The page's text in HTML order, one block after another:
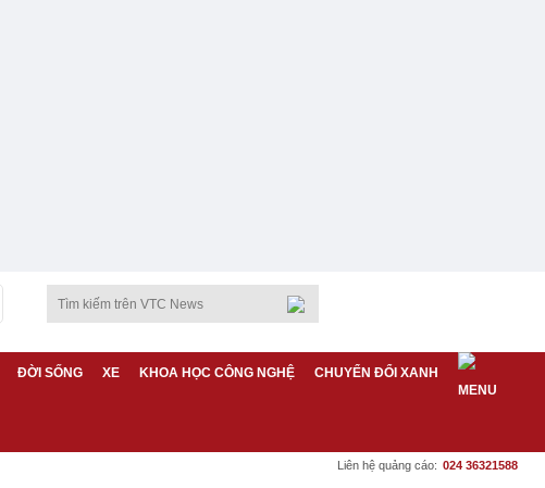
ĐỜI SỐNG XE KHOA HỌC CÔNG NGHỆ CHUYỂN ĐỔI XANH
Liên hệ quảng cáo: 024 36321588